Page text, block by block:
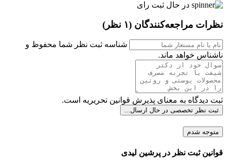
در حال ثبت رای
نظرات مراجعه‌کنندگان (۱ نظر)
شناسه ثبت نظر شما محفوظ و
ناشناس خواهد ماند.
ثبت دیدگاه به معنای پذیرش قوانین تحریریه است.
ثبت نظر تخصصی در حال ارسال...
متوجه شدم
قوانین ثبت نظر در پرشین لیدی